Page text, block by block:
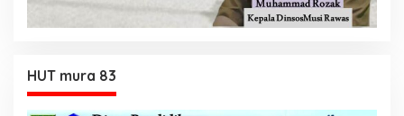
HUT mura 83